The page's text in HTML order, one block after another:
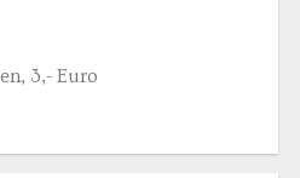
3,- Euro